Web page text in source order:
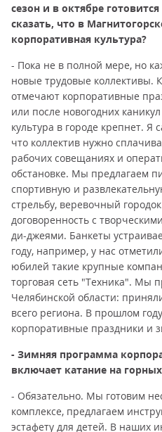
сезон и в октябре
сказать, что в
корпоративная культура?
- Пока не в полной мере, но
новые трудовые коллективы.
отмечают корпоративные
или после новогодних
культура в городе крепнет.
что коллектив нужно
рабочих совещаниях и
обстановке. Мы предлагаем
спортивную и
стрельбу, веревочный
договоренность с
ди-джеями. Банкеты
году, например, у нас
юбилей такие крупные
торговая сеть "Техника". Мы
Челябинской области:
всего региона. В прошлом
корпоративные праздники и
- Зимняя программа
включает катание на
- Обязательно. Мы готовим
комплексе, предлагаем
эстафету для детей. В наших